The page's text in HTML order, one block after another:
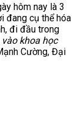
hôm nay là 3
đang cụ thể hóa
đi đầu trong
khoa học
Cường, Đại